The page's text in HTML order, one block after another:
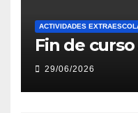
ACTIVIDADES
Fin de
29/06/2026